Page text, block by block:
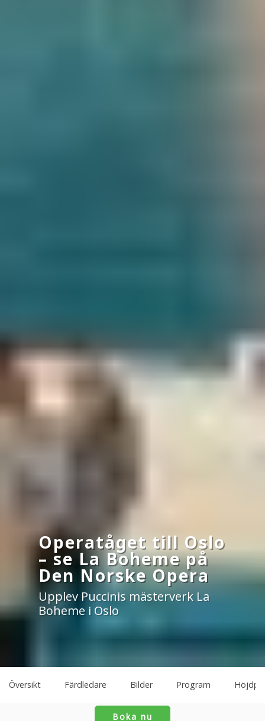
Operatåget till Oslo
– se La Boheme på
Den Norske Opera
Upplev Puccinis mästerverk La
Boheme i Oslo
Översikt Färdledare Bilder Program
Boka nu